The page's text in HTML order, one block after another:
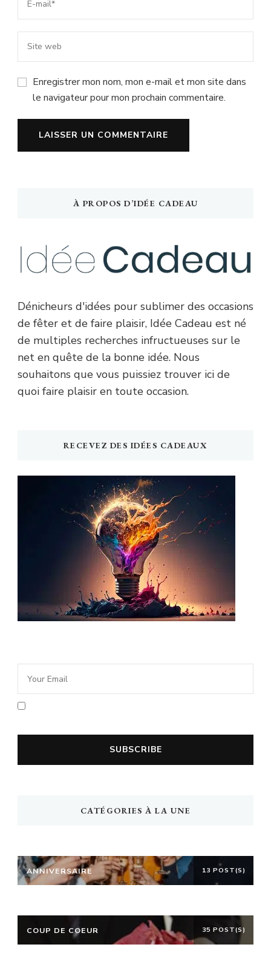
Enregistrer mon nom, mon e-mail et mon site dans
le navigateur pour mon prochain commentaire.
À PROPOS D’IDÉE CADEAU
Dénicheurs d'idées pour sublimer des occasions
de fêter et de faire plaisir, Idée Cadeau est né
de multiples recherches infructueuses sur le
net en quête de la bonne idée. Nous
souhaitons que vous puissiez trouver ici de
quoi faire plaisir en toute occasion.
RECEVEZ DES IDÉES CADEAUX
CATÉGORIES À LA UNE
ANNIVERSAIRE 13 POST(S)
COUP DE COEUR 35 POST(S)